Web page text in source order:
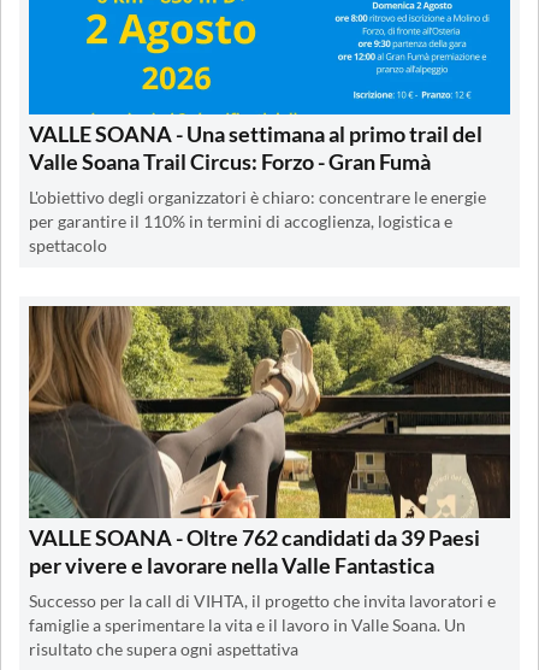
VALLE SOANA - Una settimana al primo trail del
Valle Soana Trail Circus: Forzo - Gran Fumà
L'obiettivo degli organizzatori è chiaro: concentrare le energie
per garantire il 110% in termini di accoglienza, logistica e
spettacolo
VALLE SOANA - Oltre 762 candidati da 39 Paesi
per vivere e lavorare nella Valle Fantastica
Successo per la call di VIHTA, il progetto che invita lavoratori e
famiglie a sperimentare la vita e il lavoro in Valle Soana. Un
risultato che supera ogni aspettativa